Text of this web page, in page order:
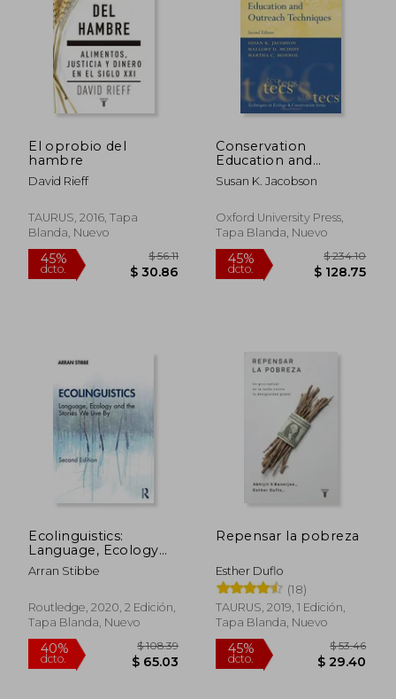
dcto.
El oprobio del
hambre
David Rieff
TAURUS, 2016, Tapa
Blanda, Nuevo
45%
dcto. $ 30.86
Conservation
Education and
Outreach Techniques
(Techniques in
Conservation)
Susan K. Jacobson
Oxford University Press,
Tapa Blanda, Nuevo
45%
dcto. $
Ecolinguistics:
Language, Ecology
and the Stories we
Live by (en Inglés)
Arran Stibbe
Routledge, 2020, 2 Edición,
Tapa Blanda, Nuevo
Repensar la pobreza
Esther Duflo
(18)
TAURUS, 2019, 1 Edición,
Tapa Blanda, Nuevo